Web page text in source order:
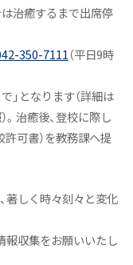
治癒するまで出席停
350-7111（平日9時
」となります（詳細は
。治癒後、登校に際し
可書）を教務課へ提
著しく時々刻々と変化
報収集をお願いいたし